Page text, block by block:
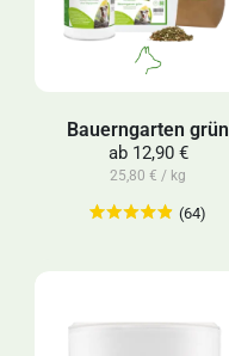
Bauerngarten grün
ab12,90 €
25,80 € / kg
(64)